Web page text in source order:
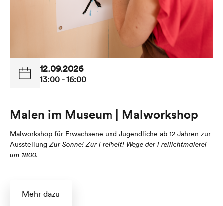
12.09.2026
13:00 - 16:00
Malen im Museum | Malworkshop
Malworkshop für Erwachsene und Jugendliche ab 12 Jahren zur
AusstellungZur Sonne! Zur Freiheit! Wege der Freilichtmalerei
um 1800.
Mehr dazu